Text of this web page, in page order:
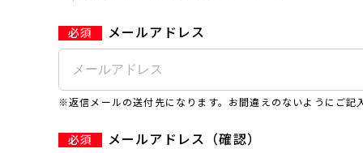
メールアドレス
※返信メールの送付先になります。お間違えのないようにご記
メールアドレス（確認）